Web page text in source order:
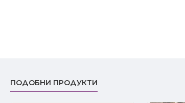
ПОДОБНИ ПРОДУКТИ